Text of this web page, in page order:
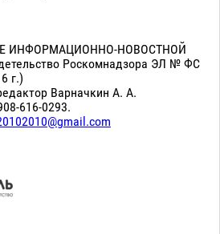
ИНФОРМАЦИОННО-НОВОСТНОЙ
Роскомнадзора ЭЛ № ФС
г.)
Варначкин А. А.
616-0293.